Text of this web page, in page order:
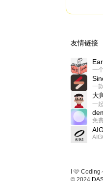
友情链接
大
I 🩷
© 2024